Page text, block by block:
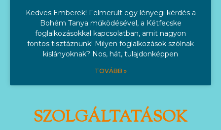
Kedves Emberek! Felmerült egy lényegi kérdés a
Bohém Tanya működésével, a Kétfecske
foglalkozásokkal kapcsolatban, amit nagyon
fontos tisztáznunk! Milyen foglalkozások szólnak
kislányoknak? Nos, hát, tulajdonképpen
TOVÁBB »
SZOLGÁLTATÁSOK